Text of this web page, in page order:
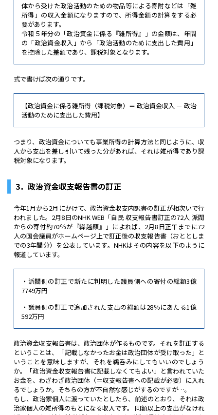
体から受けた政治活動のための物品等による寄附などは「雑
所得」の収入金額になりますので、所得金額の計算をする必
要があります。
令和５年分の「政治資金に係る『雑所得』」の金額は、年間
の「政治資金収入」から「政治活動のために支出した費用」
を控除した差額であり、課税対象となります。
式で書けば次の通りです。
【政治資金に係る雑所得（課税対象）＝ 政治資金収入 － 政治
活動のために支出した費用】
つまり、政治資金についても事業所得の計算方法と同じように、収
入から支出を差し引いて残った分があれば、それは雑所得であり課
税対象になります。
3．政治資金収支報告書の訂正
今年1月から2月にかけて、政治資金収支内訳書の訂正が相次いで行
われました。2月8日のNHK WEB「自民 収支報告書訂正の72人 派閥
からの寄付約70％が『繰越額』」によれば、2月8日正午までに72
人の国会議員がホームページ上で訂正後の収支報告書（おととしま
での3年間分）を公表しています。NHKはその内容を以下のように
報道しています。
・派閥側の訂正で新たに判明した議員側への寄付の総額3億
7749万円
・議員側の訂正で追加された支出の総額は28％にあたる1億
592万円
政治資金収支報告書は、政治団体が作るものです。それを訂正する
ということは、「記載しなかったお金は政治団体が受け取った」と
いうことを意味しますが、それを鵜呑みにしてもいいのでしょう
か。「政治資金収支報告書に記載しなくてもよい」と言われていた
お金を、わざわざ政治団体（＝収支報告書への記載が必要）に入れ
るでしょうか。そちらの方が不自然な感じがするのですが…。
もし、政治家個人に渡っていたとしたら、前述のとおり、それは政
治家個人の雑所得のもとになる収入です。 同額以上の支出がなけれ